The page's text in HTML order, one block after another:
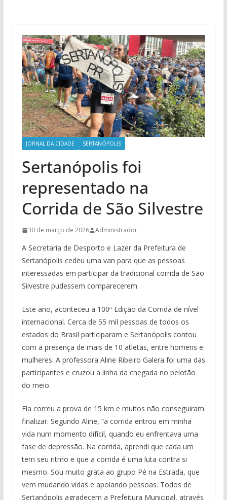
JORNAL DA CIDADE SERTANÓPOLIS
Sertanópolis foi
representado na
Corrida de São Silvestre
30 de março de 2026 Administrador
A Secretaria de Desporto e Lazer da Prefeitura de
Sertanópolis cedeu uma van para que as pessoas
interessadas em participar da tradicional corrida de São
Silvestre pudessem comparecerem.
Este ano, aconteceu a 100ª Edição da Corrida de nível
internacional. Cerca de 55 mil pessoas de todos os
estados do Brasil participaram e Sertanópolis contou
com a presença de mais de 10 atletas, entre homens e
mulheres. A professora Aline Ribeiro Galera foi uma das
participantes e cruzou a linha da chegada no pelotão
do meio.
Ela correu a prova de 15 km e muitos não conseguiram
finalizar. Segundo Aline, “a corrida entrou em minha
vida num momento difícil, quando eu enfrentava uma
fase de depressão. Na corrida, aprendi que cada um
tem seu ritmo e que a corrida é uma luta contra si
mesmo. Sou muito grata ao grupo Pé na Estrada, que
vem mudando vidas e apoiando pessoas. Todos de
Sertanópolis agradecem a Prefeitura Municipal, através